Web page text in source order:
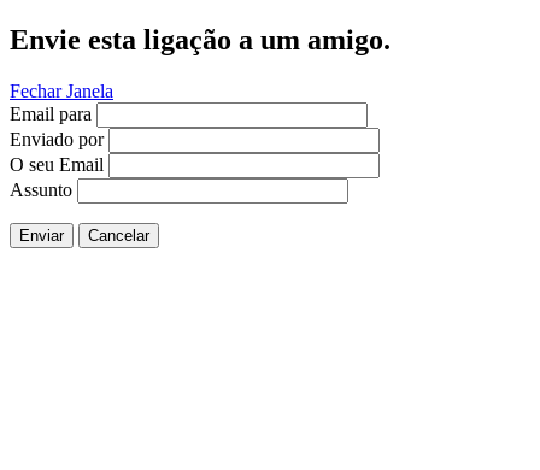
Envie esta ligação a um amigo.
Fechar Janela
Email para
Enviado por
O seu Email
Assunto
Enviar Cancelar